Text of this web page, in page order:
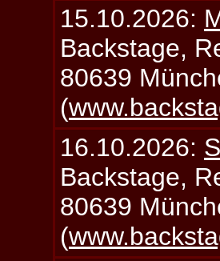
15.10.2026:
Backstage,
80639
(
16.10.2026:
Backstage,
80639
(